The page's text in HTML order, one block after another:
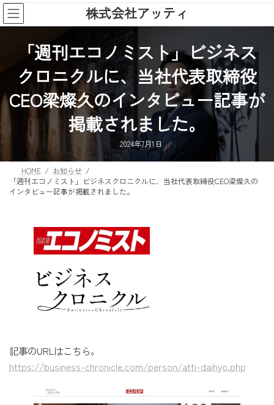
コ
ン
へ
キ
プ
ナ
ビ
ョ
に
動
株式会社アッティ
「週刊エコノミスト」ビジネス
クロニクルに、当社代表取締役
CEO梁燦久のインタビュー記事が
掲載されました。
2024年7月1日
HOME
お知らせ
「週刊エコノミスト」ビジネスクロニクルに、当社代表取締役CEO梁燦久の
インタビュー記事が掲載されました。
記事のURLはこちら。
https://business-chronicle.com/person/atti-daihyo.php